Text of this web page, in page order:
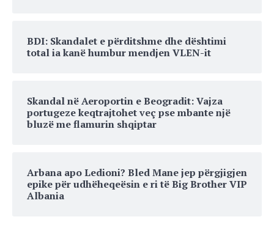
BDI: Skandalet e përditshme dhe dështimi
total ia kanë humbur mendjen VLEN-it
Skandal në Aeroportin e Beogradit: Vajza
portugeze keqtrajtohet veç pse mbante një
bluzë me flamurin shqiptar
Arbana apo Ledioni? Bled Mane jep përgjigjen
epike për udhëheqeësin e ri të Big Brother VIP
Albania